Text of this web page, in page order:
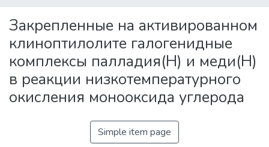
Statistics
Закрепленные на активированном
клиноптилолите галогенидные
комплексы палладия(Н) и меди(Н)
в реакции низкотемпературного
окисления монооксида углерода
Simple item page